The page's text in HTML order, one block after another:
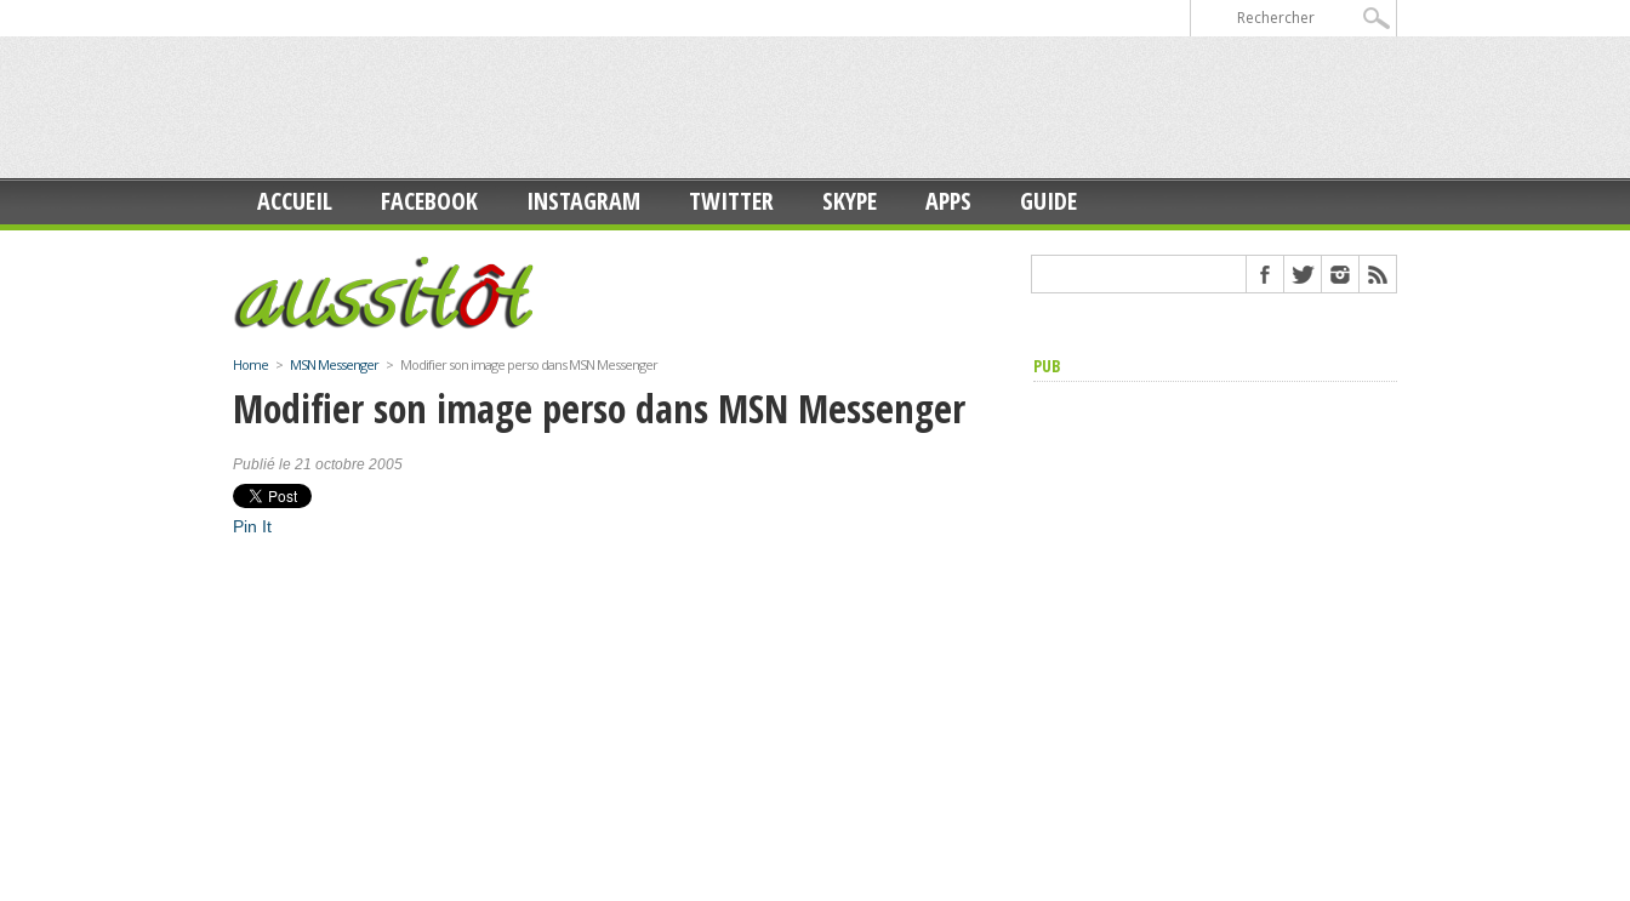
ACCUEIL FACEBOOK INSTAGRAM TWITTER SKYPE APPS GUIDE
Home > MSN Messenger> Modifier son image perso dans MSN Messenger
Modifier son image perso dans MSN Messenger
Publié le 21 octobre 2005
Pin It
PUB